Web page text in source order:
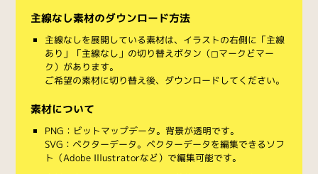
主線なし素材のダウンロード方法
主線なしを展開している素材は、イラストの右側に「主線
あり」「主線なし」の切り替えボタン（◻︎マークと◼︎マー
ク）があります。
ご希望の素材に切り替え後、ダウンロードしてください。
素材について
PNG：ビットマップデータ。背景が透明です。
SVG：ベクターデータ。ベクターデータを編集できるソフ
ト（Adobe Illustratorなど）で編集可能です。